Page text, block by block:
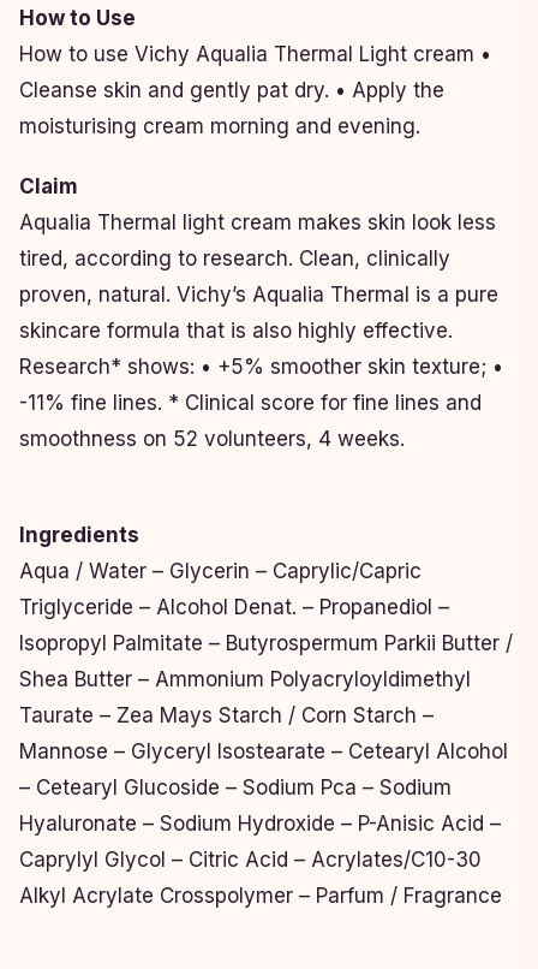
How to Use
How to use Vichy Aqualia Thermal Light cream •
Cleanse skin and gently pat dry. • Apply the
moisturising cream morning and evening.
Claim
Aqualia Thermal light cream makes skin look less
tired, according to research. Clean, clinically
proven, natural. Vichy’s Aqualia Thermal is a pure
skincare formula that is also highly effective.
Research* shows: • +5% smoother skin texture; •
-11% fine lines. * Clinical score for fine lines and
smoothness on 52 volunteers, 4 weeks.
Ingredients
Aqua / Water – Glycerin – Caprylic/Capric
Triglyceride – Alcohol Denat. – Propanediol –
Isopropyl Palmitate – Butyrospermum Parkii Butter /
Shea Butter – Ammonium Polyacryloyldimethyl
Taurate – Zea Mays Starch / Corn Starch –
Mannose – Glyceryl Isostearate – Cetearyl Alcohol
– Cetearyl Glucoside – Sodium Pca – Sodium
Hyaluronate – Sodium Hydroxide – P-Anisic Acid –
Caprylyl Glycol – Citric Acid – Acrylates/C10-30
Alkyl Acrylate Crosspolymer – Parfum / Fragrance